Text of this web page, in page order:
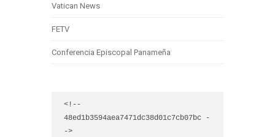
Vatican News
FETV
Conferencia Episcopal Panameña
<!--
48ed1b3594aea7471dc38d01c7cb07bc -
->